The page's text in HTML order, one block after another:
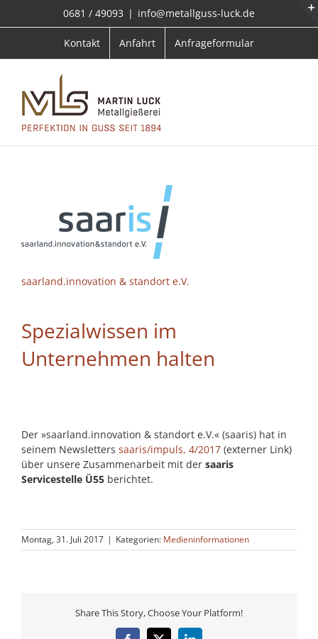
0681 / 49093 | info@metallguss-luck.de
Kontakt Anfahrt Anfrageformular
saarland.innovation & standort e.V.
Spezialwissen im
Unternehmen halten
Der »saarland.innovation & standort e.V.« (saaris) hat in
seinem Newsletters saaris/impuls, 4/2017 (externer Link)
über unsere Zusammenarbeit mit der saaris
Servicestelle Ü55 berichtet.
Montag, 31. Juli 2017 | Kategorien: Medieninformationen
Share This Story, Choose Your Platform!